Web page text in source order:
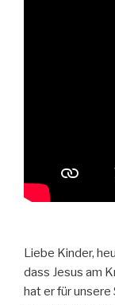
Liebe Kinder,
dass Jesus am
hat er für unsere